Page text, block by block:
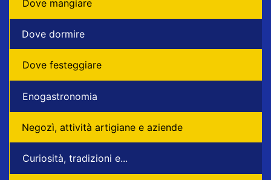
Dove mangiare
Dove dormire
Dove festeggiare
Enogastronomia
Negozì, attività artigiane e aziende
Curiosità, tradizioni e...